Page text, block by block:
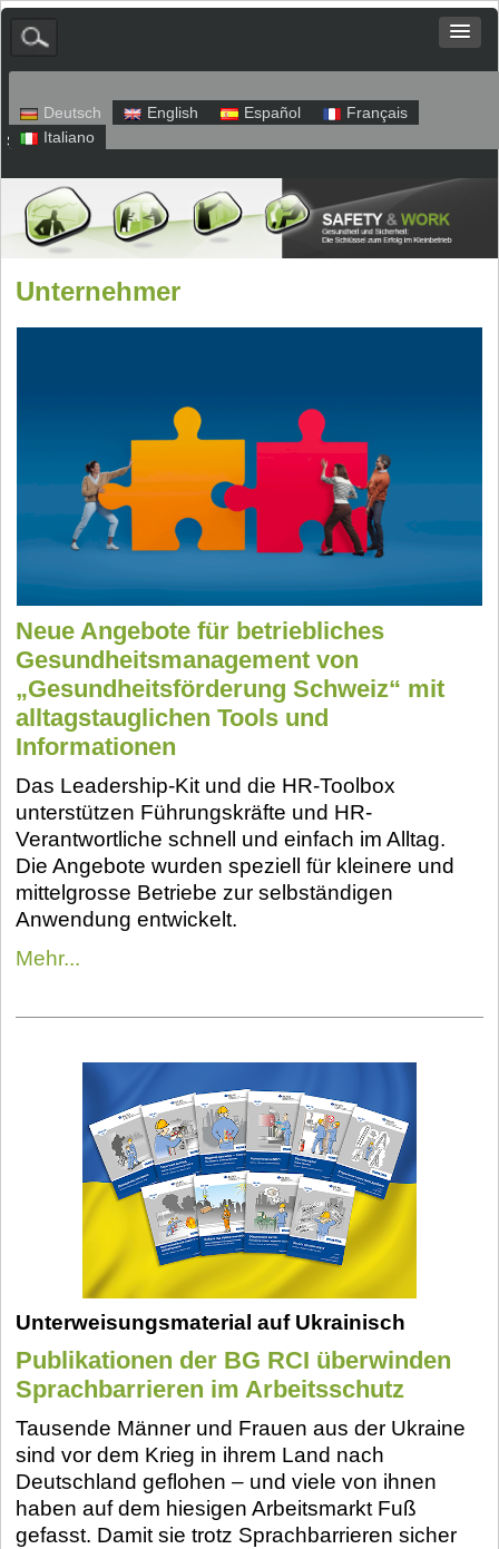
Deutsch English Español
Français
Italiano
Sitemap Impressum
Unternehmer
Neue Angebote für betriebliches
Gesundheitsmanagement von
„Gesundheitsförderung Schweiz“ mit
alltagstauglichen Tools und
Informationen
Das Leadership-Kit und die HR-Toolbox
unterstützen Führungskräfte und HR-
Verantwortliche schnell und einfach im Alltag.
Die Angebote wurden speziell für kleinere und
mittelgrosse Betriebe zur selbständigen
Anwendung entwickelt.
Mehr...
Unterweisungsmaterial auf Ukrainisch
Publikationen der BG RCI überwinden
Sprachbarrieren im Arbeitsschutz
Tausende Männer und Frauen aus der Ukraine
sind vor dem Krieg in ihrem Land nach
Deutschland geflohen – und viele von ihnen
haben auf dem hiesigen Arbeitsmarkt Fuß
gefasst. Damit sie trotz Sprachbarrieren sicher